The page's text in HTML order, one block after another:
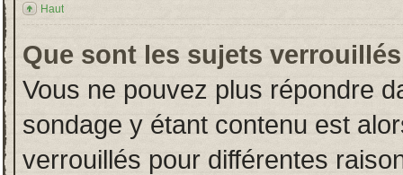
Haut
Que sont les sujets
Vous ne pouvez plus répondre
sondage y étant contenu est
verrouillés pour différentes